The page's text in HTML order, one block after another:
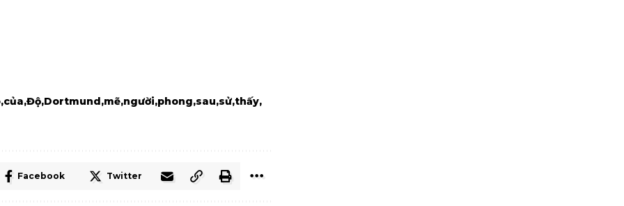
của Độ Dortmund mẽ người phong sau sử thấy
Facebook Twitter